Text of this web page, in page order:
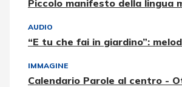
Piccolo manifesto della lingua
AUDIO
“E tu che fai in giardino”:
IMMAGINE
Calendario Parole al centro -